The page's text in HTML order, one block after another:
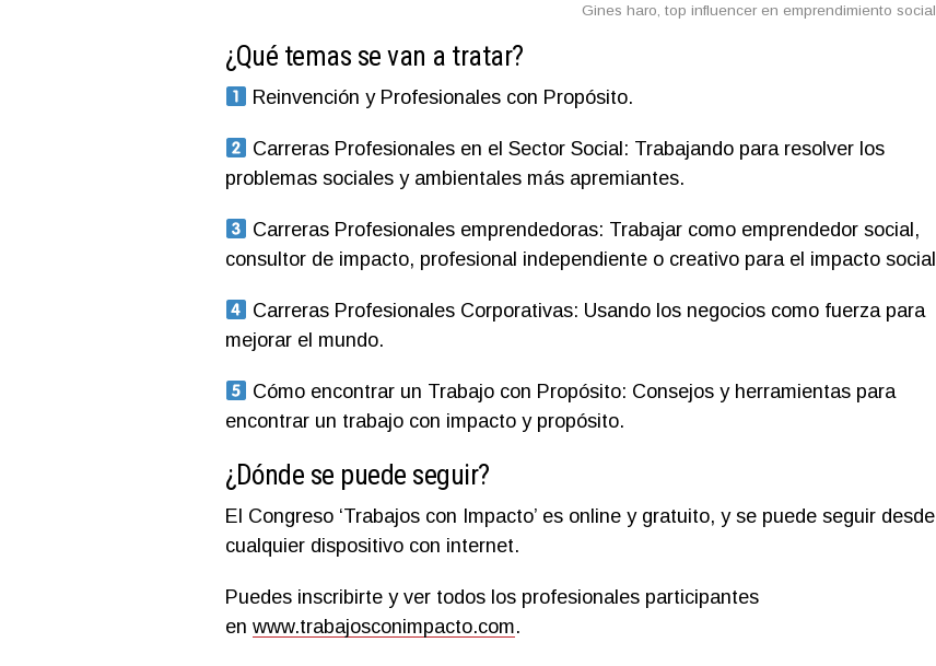
Gines haro, top influencer en emprendimiento social.
¿Qué temas se van a tratar?
Reinvención y Profesionales con Propósito.
Carreras Profesionales en el Sector Social: Trabajando para resolver los
problemas sociales y ambientales más apremiantes.
Carreras Profesionales emprendedoras: Trabajar como emprendedor social,
consultor de impacto, profesional independiente o creativo para el impacto social
Carreras Profesionales Corporativas: Usando los negocios como fuerza para
mejorar el mundo.
Cómo encontrar un Trabajo con Propósito: Consejos y herramientas para
encontrar un trabajo con impacto y propósito.
¿Dónde se puede seguir?
El Congreso ‘Trabajos con Impacto’ es online y gratuito, y se puede seguir desde
cualquier dispositivo con internet.
Puedes inscribirte y ver todos los profesionales participantes
en www.trabajosconimpacto.com.